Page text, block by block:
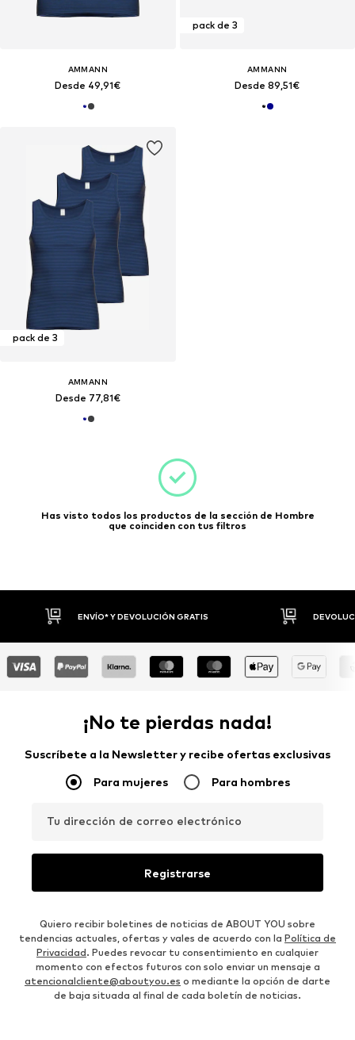
AMMANN
Desde 49,91€
pack de 3
AMMANN
Desde 89,51€
pack de 3
AMMANN
Desde 77,81€
Has visto todos los productos de la sección de Hombre
que coinciden con tus filtros
DEVOLUCIONES HASTA 30 DÍAS
¡No te pierdas nada!
Suscríbete a la Newsletter y recibe ofertas exclusivas
Para mujeres Para hombres
Tu dirección de correo electrónico
Registrarse
Quiero recibir boletines de noticias de ABOUT YOU sobre
tendencias actuales, ofertas y vales de acuerdo con la Política de
Privacidad. Puedes revocar tu consentimiento en cualquier
momento con efectos futuros con solo enviar un mensaje a
atencionalcliente@aboutyou.es o mediante la opción de darte
de baja situada al final de cada boletín de noticias.